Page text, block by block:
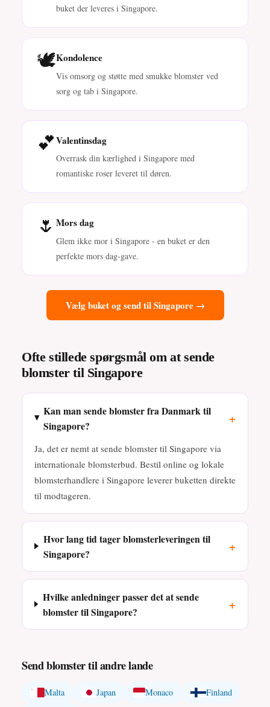
buket der leveres i Singapore.
🕊️Kondolence
Vis omsorg og støtte med smukke blomster ved
sorg og tab i Singapore.
💕Valentinsdag
Overrask din kærlighed i Singapore med
romantiske roser leveret til døren.
🌷 Mors dag
Glem ikke mor i Singapore - en buket er den
perfekte mors dag-gave.
Vælg buket og send til Singapore →
Ofte stillede spørgsmål om at sende
blomster til Singapore
Kan man sende blomster fra Danmark til
Singapore?
+
Ja, det er nemt at sende blomster til Singapore via
internationale blomsterbud. Bestil online og lokale
blomsterhandlere i Singapore leverer buketten direkte
til modtageren.
Hvor lang tid tager blomsterleveringen til
Singapore?
+
Hvilke anledninger passer det at sende
blomster til Singapore?
+
Send blomster til andre lande
Malta Japan Monaco
Finland